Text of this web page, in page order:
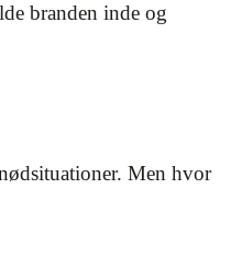
branden inde og
Men hvor